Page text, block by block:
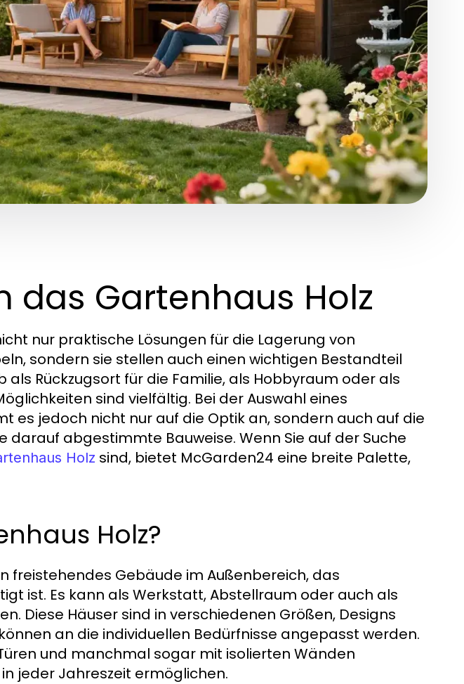
das Gartenhaus Holz
nur praktische Lösungen für die Lagerung von
sondern sie stellen auch einen wichtigen Bestandteil
Rückzugsort für die Familie, als Hobbyraum oder als
sind vielfältig. Bei der Auswahl eines
es jedoch nicht nur auf die Optik an, sondern auch auf die
darauf abgestimmte Bauweise. Wenn Sie auf der Suche
Holz sind, bietet McGarden24 eine breite Palette,
Holz?
freistehendes Gebäude im Außenbereich, das
ist. Es kann als Werkstatt, Abstellraum oder auch als
Diese Häuser sind in verschiedenen Größen, Designs
an die individuellen Bedürfnisse angepasst werden.
und manchmal sogar mit isolierten Wänden
jeder Jahreszeit ermöglichen.